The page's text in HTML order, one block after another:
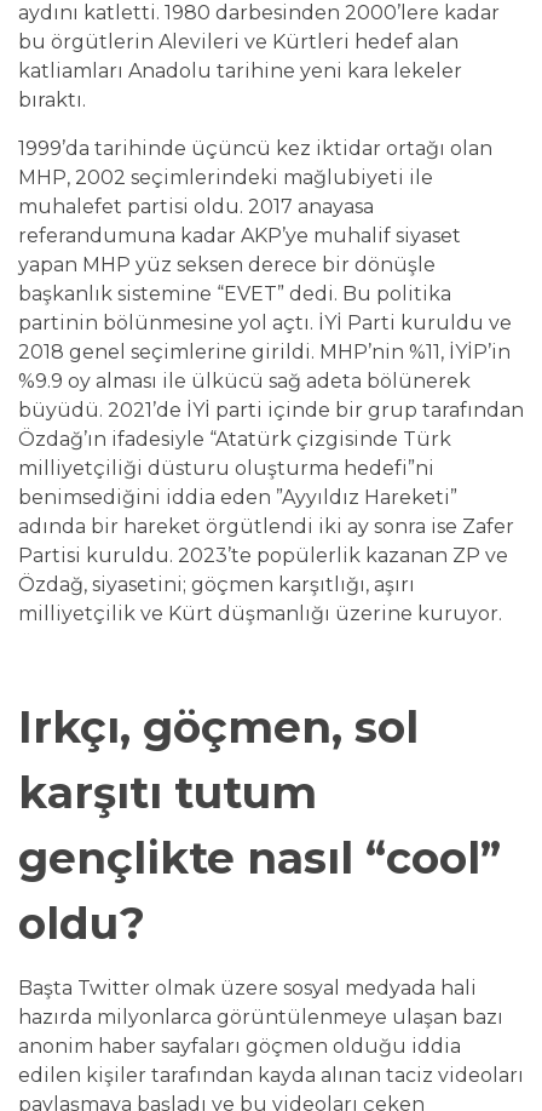
aydını katletti. 1980 darbesinden 2000’lere kadar
bu örgütlerin Alevileri ve Kürtleri hedef alan
katliamları Anadolu tarihine yeni kara lekeler
bıraktı.
1999’da tarihinde üçüncü kez iktidar ortağı olan
MHP, 2002 seçimlerindeki mağlubiyeti ile
muhalefet partisi oldu. 2017 anayasa
referandumuna kadar AKP’ye muhalif siyaset
yapan MHP yüz seksen derece bir dönüşle
başkanlık sistemine “EVET” dedi. Bu politika
partinin bölünmesine yol açtı. İYİ Parti kuruldu ve
2018 genel seçimlerine girildi. MHP’nin %11, İYİP’in
%9.9 oy alması ile ülkücü sağ adeta bölünerek
büyüdü. 2021’de İYİ parti içinde bir grup tarafından
Özdağ’ın ifadesiyle “Atatürk çizgisinde Türk
milliyetçiliği düsturu oluşturma hedefi”ni
benimsediğini iddia eden ”Ayyıldız Hareketi”
adında bir hareket örgütlendi iki ay sonra ise Zafer
Partisi kuruldu. 2023’te popülerlik kazanan ZP ve
Özdağ, siyasetini; göçmen karşıtlığı, aşırı
milliyetçilik ve Kürt düşmanlığı üzerine kuruyor.
Irkçı, göçmen, sol
karşıtı tutum
gençlikte nasıl “cool”
oldu?
Başta Twitter olmak üzere sosyal medyada hali
hazırda milyonlarca görüntülenmeye ulaşan bazı
anonim haber sayfaları göçmen olduğu iddia
edilen kişiler tarafından kayda alınan taciz videoları
paylaşmaya başladı ve bu videoları çeken